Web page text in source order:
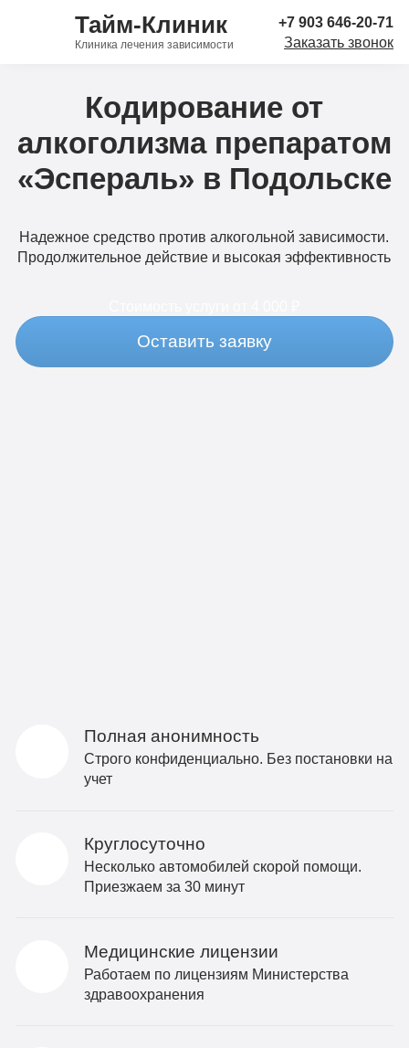
Тайм-Клиник
Клиника лечения зависимости
+7 903 646-20-71
Заказать звонок
Кодирование от
алкоголизма препаратом
«Эспераль» в Подольске
Надежное средство против алкогольной зависимости.
Продолжительное действие и высокая эффективность
Оставить заявку
Полная анонимность
Строго конфиденциально. Без постановки на
учет
Круглосуточно
Несколько автомобилей скорой помощи.
Приезжаем за 30 минут
Медицинские лицензии
Работаем по лицензиям Министерства
здравоохранения